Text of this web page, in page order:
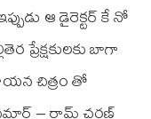
ఆ డైరెక్టర్ కే నో
ప్రేక్షకులకు బాగా
చిత్రం తో
– రామ్ చరణ్